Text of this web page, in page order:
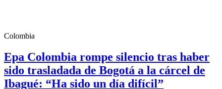
Colombia
Epa Colombia rompe silencio tras haber
sido trasladada de Bogotá a la cárcel de
Ibagué: “Ha sido un día difícil”